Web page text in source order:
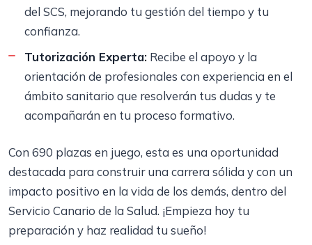
del SCS, mejorando tu gestión del tiempo y tu
confianza.
Tutorización Experta: Recibe el apoyo y la
orientación de profesionales con experiencia en el
ámbito sanitario que resolverán tus dudas y te
acompañarán en tu proceso formativo.
Con 690 plazas en juego, esta es una oportunidad
destacada para construir una carrera sólida y con un
impacto positivo en la vida de los demás, dentro del
Servicio Canario de la Salud. ¡Empieza hoy tu
preparación y haz realidad tu sueño!